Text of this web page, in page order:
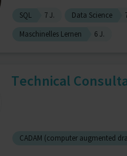
SQL 7 J. Data Science
Maschinelles Lernen
6 J.
Technical
CADAM (computer augmented